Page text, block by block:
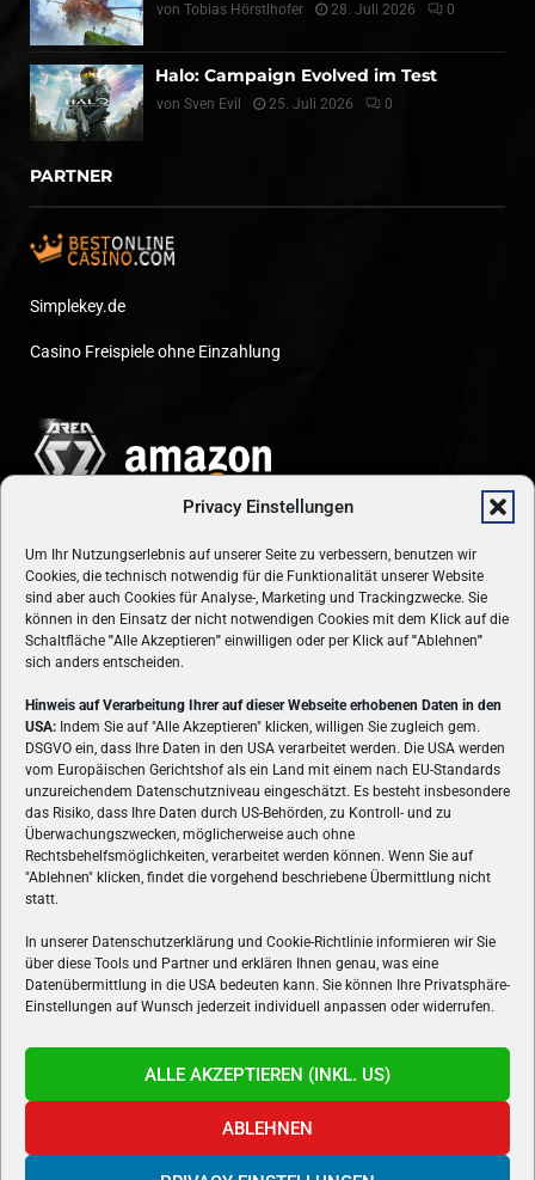
Privacy Einstellungen
Um Ihr Nutzungserlebnis auf unserer Seite zu verbessern, benutzen wir
Cookies, die technisch notwendig für die Funktionalität unserer Website
sind aber auch Cookies für Analyse-, Marketing und Trackingzwecke. Sie
können in den Einsatz der nicht notwendigen Cookies mit dem Klick auf die
Schaltfläche "Alle Akzeptieren" einwilligen oder per Klick auf"Ablehnen"
sich anders entscheiden.
Hinweis auf Verarbeitung Ihrer auf dieser Webseite erhobenen Daten in den
USA: Indem Sie auf "Alle Akzeptieren" klicken, willigen Sie zugleich gem.
DSGVO ein, dass Ihre Daten in den USA verarbeitet werden. Die USA werden
vom Europäischen Gerichtshof als ein Land mit einem nach EU-Standards
unzureichendem Datenschutzniveau eingeschätzt. Es besteht insbesondere
das Risiko, dass Ihre Daten durch US-Behörden, zu Kontroll- und zu
Überwachungszwecken, möglicherweise auch ohne
Rechtsbehelfsmöglichkeiten, verarbeitet werden können. Wenn Sie auf
"Ablehnen" klicken, findet die vorgehend beschriebene Übermittlung nicht
statt.
In unserer Datenschutzerklärung und Cookie-Richtlinie informieren wir Sie
über diese Tools und Partner und erklären Ihnen genau, was eine
Datenübermittlung in die USA bedeuten kann. Sie können Ihre Privatsphäre-
Einstellungen auf Wunsch jederzeit individuell anpassen oder widerrufen.
ALLE AKZEPTIEREN (INKL. US)
ABLEHNEN
von Tobias Hörstlhofer 28. Juli 2026 0
Halo: Campaign Evolved im Test
von Sven Evil 25. Juli 2026 0
PARTNER
Simplekey.de
Casino Freispiele ohne Einzahlung
ÜBER UNS
VON GAMERN, FÜR GAMER! Gamers.at ist das älteste Online-
Spielemagazin Österreichs und bringt täglich aktuelle News,
Reviews und Videos zu PC- und Konsolenspielen, Gaming-
Hardware und aus der Welt des e-Sport's.
FOLGE UNS